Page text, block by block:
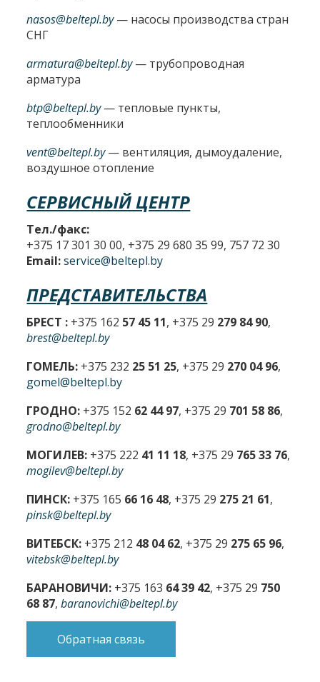
nasos@beltepl.by— насосы производства стран
СНГ
armatura@beltepl.by— трубопроводная
арматура
btp@beltepl.by— тепловые пункты,
теплообменники
vent@beltepl.by— вентиляция, дымоудаление,
воздушное отопление
СЕРВИСНЫЙ ЦЕНТР
Тел./факс:
+375 17 301 30 00, +375 29 680 35 99, 757 72 30
Email: service@beltepl.by
ПРЕДСТАВИТЕЛЬСТВА
БРЕСТ : +375 162 57 45 11, +375 29 279 84 90,
brest@beltepl.by
ГОМЕЛЬ: +375 232 25 51 25, +375 29 270 04 96,
gomel@beltepl.by
ГРОДНО: +375 152 62 44 97, +375 29 701 58 86,
grodno@beltepl.by
МОГИЛЕВ: +375 222 41 11 18, +375 29 765 33 76,
mogilev@beltepl.by
ПИНСК: +375 165 66 16 48, +375 29 275 21 61,
pinsk@beltepl.by
ВИТЕБСК: +375 212 48 04 62, +375 29 275 65 96,
vitebsk@beltepl.by
БАРАНОВИЧИ: +375 163 64 39 42, +375 29 750
68 87,baranovichi@beltepl.by
Обратная связь